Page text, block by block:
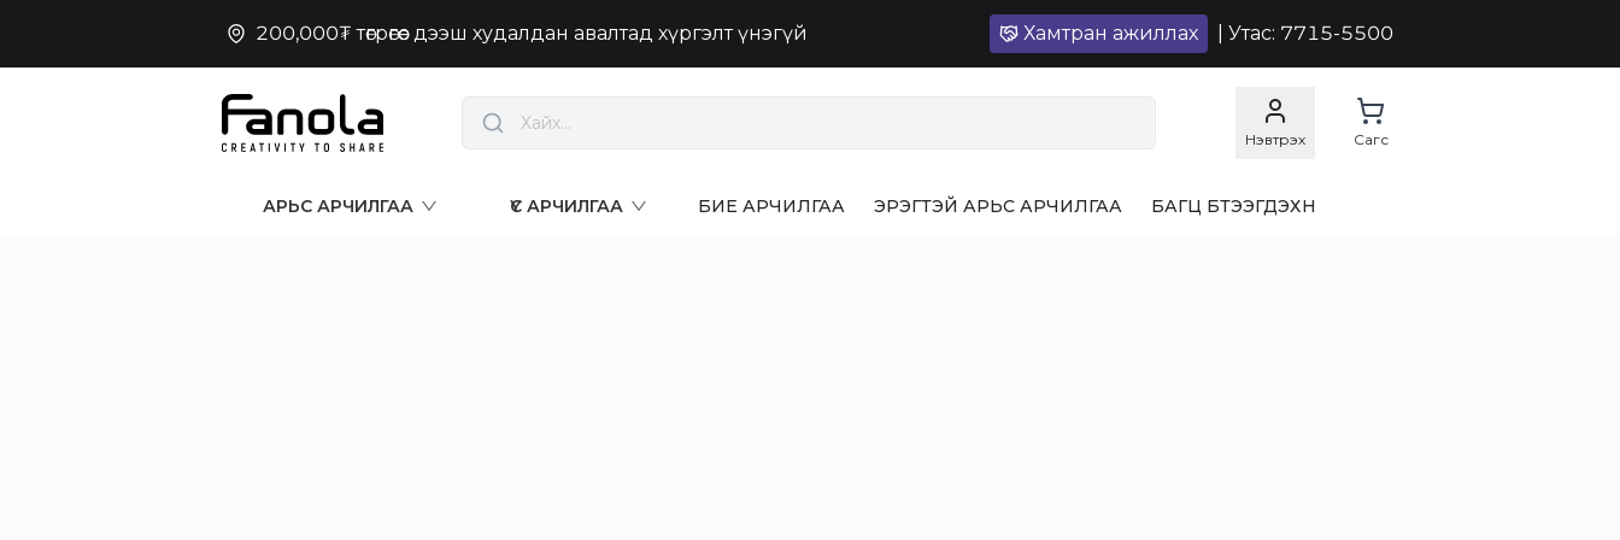
200,000₮ төгрөгөөс дээш худалдан авалтад хүргэлт үнэгүй Хамтран ажиллах | Утас: 7715-5500
Нэвтрэх Сагс
АРЬС АРЧИЛГАА ҮС АРЧИЛГАА БИЕ АРЧИЛГАА ЭРЭГТЭЙ АРЬС АРЧИЛГАА БАГЦ БҮТЭЭГДЭХҮҮН